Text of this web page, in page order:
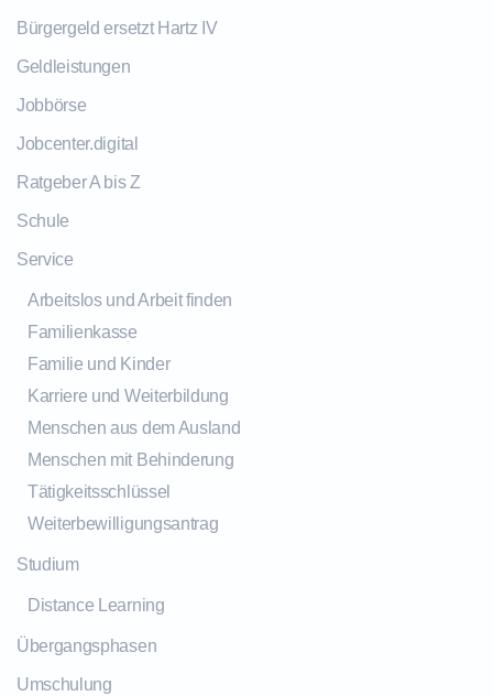
Bürgergeld ersetzt Hartz IV
Geldleistungen
Jobbörse
Jobcenter.digital
Ratgeber A bis Z
Schule
Service
Arbeitslos und Arbeit finden
Familienkasse
Familie und Kinder
Karriere und Weiterbildung
Menschen aus dem Ausland
Menschen mit Behinderung
Tätigkeitsschlüssel
Weiterbewilligungsantrag
Studium
Distance Learning
Übergangsphasen
Umschulung